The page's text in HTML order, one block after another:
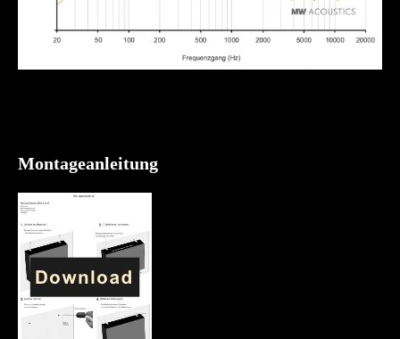
Montageanleitung